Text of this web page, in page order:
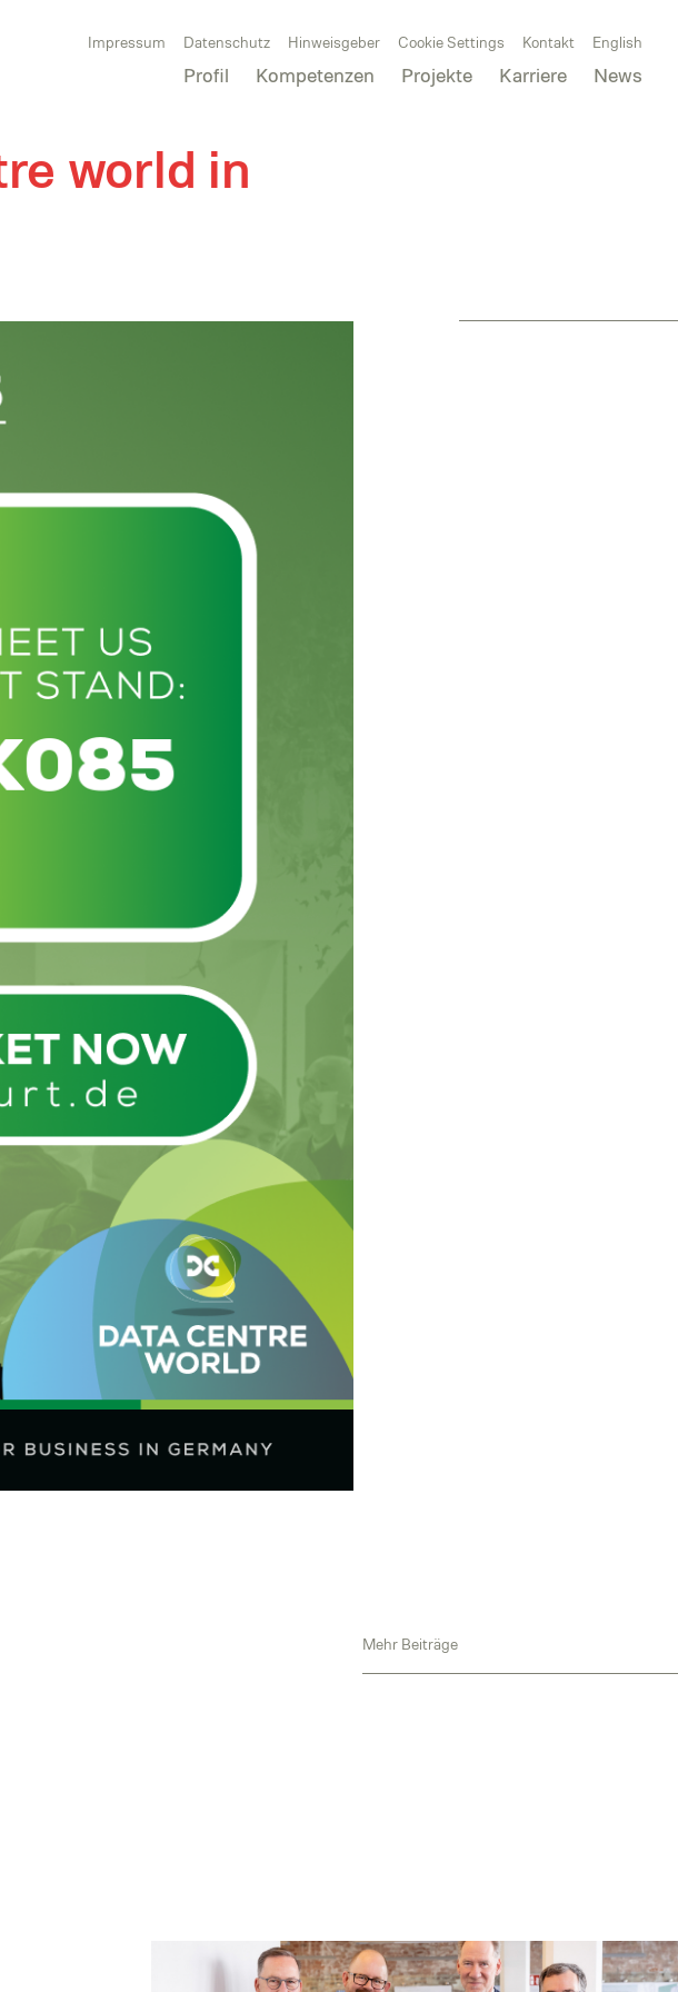
Profil Kompetenzen Projekte Karriere News
Impressum Datenschutz Hinweisgeber Cookie Settings Kontakt English
world in
Mehr Beiträge